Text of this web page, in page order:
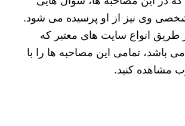
وی نیز از او پرسیده می شود.
طریق انواع سایت های معتبر که
باشد، تمامی این مصاحبه ها را با
مشاهده کنید.